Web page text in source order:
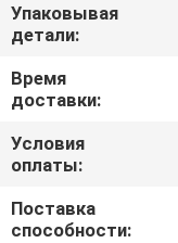
СВЯЖИТЕСЬ
С
НАМИ
Упаковывая
детали:
Время
доставки:
Условия
оплаты:
Поставка
способности: